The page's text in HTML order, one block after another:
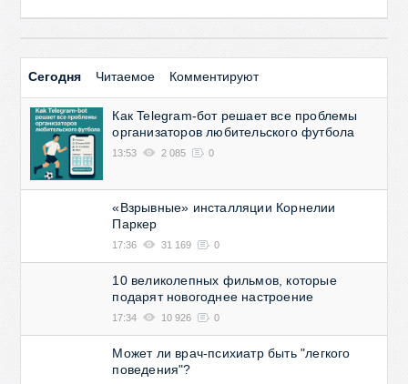
Сегодня Читаемое Комментируют
Как Telegram-бот решает все проблемы
организаторов любительского футбола
13:53 2 085 0
«Взрывные» инсталляции Корнелии
Паркер
17:36 31 169 0
10 великолепных фильмов, которые
подарят новогоднее настроение
17:34 10 926 0
Может ли врач-психиатр быть "легкого
поведения"?